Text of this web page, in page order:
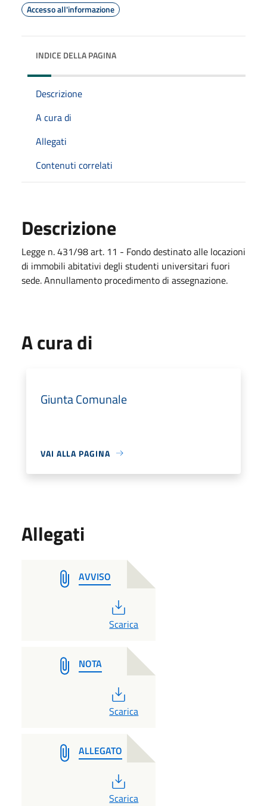
Accesso all'informazione
INDICE DELLA PAGINA
Descrizione
A cura di
Allegati
Contenuti correlati
Descrizione
Legge n. 431/98 art. 11 - Fondo destinato alle locazioni
di immobili abitativi degli studenti universitari fuori
sede. Annullamento procedimento di assegnazione.
A cura di
Giunta Comunale
VAI ALLA PAGINA
Allegati
AVVISO
PDF
Scarica
NOTA
PDF
Scarica
ALLEGATO
PDF
Scarica